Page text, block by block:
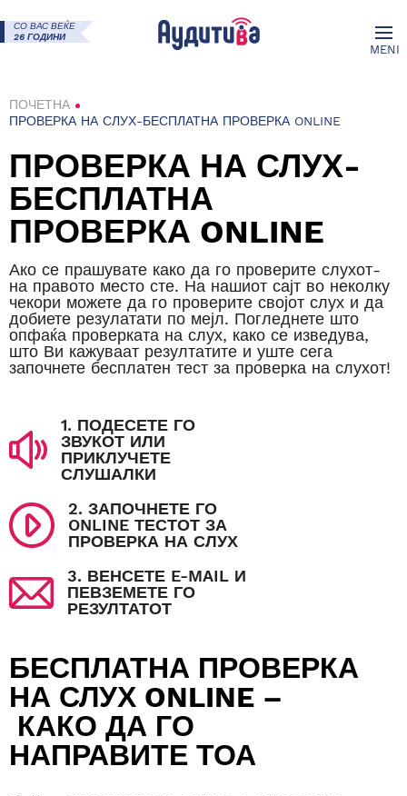
СО ВАС ВЕЌЕ
26 ГОДИНИ
MENI
ПОЧЕТНА
ПРОВЕРКА НА СЛУХ-БЕСПЛАТНА ПРОВЕРКА ONLINE
ПРОВЕРКА НА СЛУХ-
БЕСПЛАТНА
ПРОВЕРКА ONLINE
Ако се прашувате како да го проверите слухот-
на правото место сте. На нашиот сајт во неколку
чекори можете да го проверите својот слух и да
добиете резулатати по мејл. Погледнете што
опфаќа проверката на слух, како се изведува,
што Ви кажуваат резултатите и уште сега
започнете бесплатен тест за проверка на слухот!
1. ПОДЕСЕТЕ ГО
ЗВУКОТ ИЛИ
ПРИКЛУЧЕТЕ
СЛУШАЛКИ
2. ЗАПОЧНЕТЕ ГО
ONLINE ТЕСТОТ ЗА
ПРОВЕРКА НА СЛУХ
3. ВЕНСЕТЕ E-MAIL И
ПЕВЗЕМЕТЕ ГО
РЕЗУЛТАТОТ
БЕСПЛАТНА ПРОВЕРКА
НА СЛУХ ONLINE –
КАКО ДА ГО
НАПРАВИТЕ ТОА